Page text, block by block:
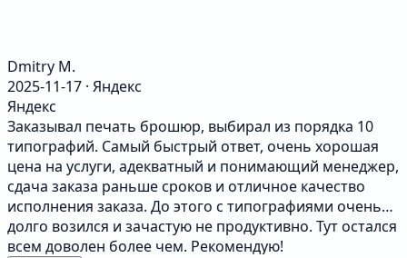
Dmitry M.
2025-11-17 · Яндекс
Яндекс
Заказывал печать брошюр, выбирал из порядка 10
типографий. Самый быстрый ответ, очень хорошая
цена на услуги, адекватный и понимающий менеджер,
сдача заказа раньше сроков и отличное качество
исполнения заказа. До этого с типографиями очень
долго возился и зачастую не продуктивно. Тут остался
всем доволен более чем. Рекомендую!